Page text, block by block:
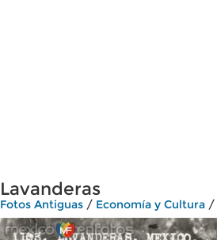
Lavanderas
Fotos Antiguas / Economía y Cultura /